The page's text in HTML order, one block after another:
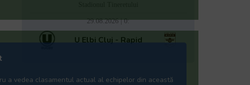
a vedea clasamentul actual al echipelor din această
29.08.2026 | 0:
U Elbi Cluj - Rapid